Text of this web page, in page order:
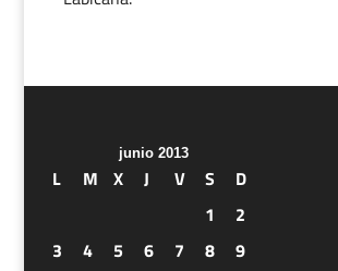
junio 2013
L M X J V S
D
1
2
3
4 5 6 7 8
9